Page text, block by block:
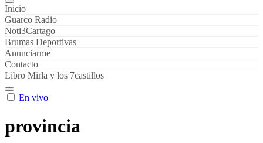
Inicio
Guarco Radio
Noti3Cartago
Brumas Deportivas
Anunciarme
Contacto
Libro Mirla y los 7castillos
En vivo
provincia